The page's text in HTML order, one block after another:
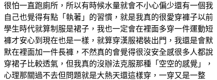
很怕一直跑廁所，所以有時候水量就會不小心偏少還有一個我
自己也覺得有點「執著」的習慣，就是我真的很愛穿褲子以前
學生時代就算制服是裙子，我也一定會在裡面多穿一件運動短
褲才安心到現在也是一樣，就算穿漢服裙裝出門，我還是會默
默在裡面加一件長褲，不然真的會覺得很沒安全感很多人都說
穿裙子比較透氣，但我真的沒辦法克服那種「空空的感覺」，
心理那關過不去但問題就是大熱天還這樣穿，一穿又是一整